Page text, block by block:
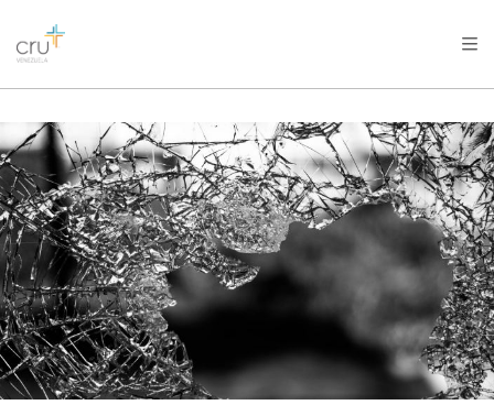
AFRICA
AMERICA / CARIBBEAN
OCEANIA